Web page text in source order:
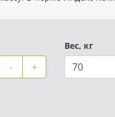
- +
Вес, кг